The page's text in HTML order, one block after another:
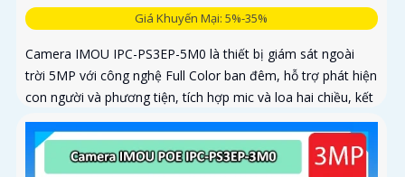
Giá Khuyến Mại: 5%-35%
Camera IMOU IPC-PS3EP-5M0 là thiết bị giám sát ngoài
trời 5MP với công nghệ Full Color ban đêm, hỗ trợ phát hiện
con người và phương tiện, tích hợp mic và loa hai chiều, kết
nối PoE tiện lợi, phù hợp cho gia đình, cửa hàng và văn
phòng